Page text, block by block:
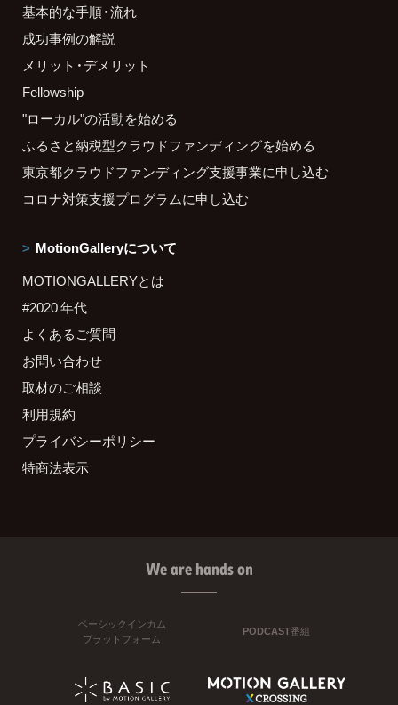
基本的な手順・流れ
成功事例の解説
メリット・デメリット
Fellowship
"ローカル"の活動を始める
ふるさと納税型クラウドファンディングを始める
東京都クラウドファンディング支援事業に申し込む
コロナ対策支援プログラムに申し込む
MotionGalleryについて
MOTIONGALLERYとは
#2020 年代
よくあるご質問
お問い合わせ
取材のご相談
利用規約
プライバシーポリシー
特商法表示
We are hands on
ベーシックインカム
プラットフォーム
PODCAST番組